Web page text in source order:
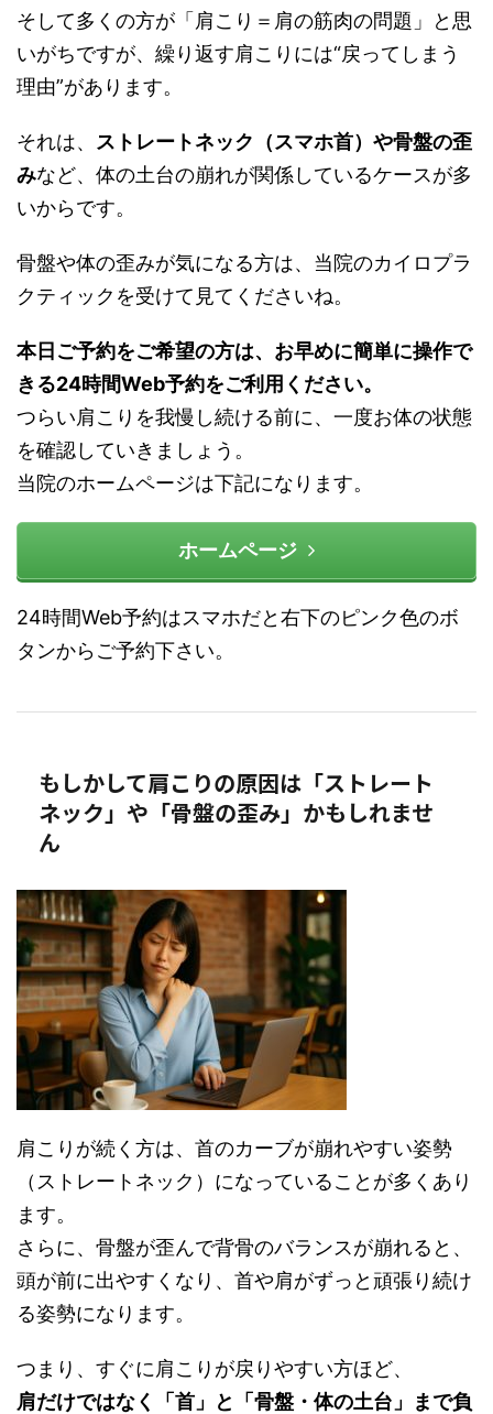
そして多くの方が「肩こり＝肩の筋肉の問題」と思
いがちですが、繰り返す肩こりには“戻ってしまう
理由”があります。
それは、 ストレートネック（スマホ首）や骨盤の歪
みなど、体の土台の崩れが関係しているケースが多
いからです。
骨盤や体の歪みが気になる方は、当院のカイロプラ
クティックを受けて見てくださいね。
本日ご予約をご希望の方は、お早めに簡単に操作で
きる24時間Web予約をご利用ください。
つらい肩こりを我慢し続ける前に、一度お体の状態
を確認していきましょう。
当院のホームページは下記になります。
ホームページ
24時間Web予約はスマホだと右下のピンク色のボ
タンからご予約下さい。
もしかして肩こりの原因は「ストレート
ネック」や「骨盤の歪み」かもしれませ
ん
肩こりが続く方は、首のカーブが崩れやすい姿勢
（ストレートネック）になっていることが多くあり
ます。
さらに、骨盤が歪んで背骨のバランスが崩れると、
頭が前に出やすくなり、首や肩がずっと頑張り続け
る姿勢になります。
つまり、すぐに肩こりが戻りやすい方ほど、
肩だけではなく「首」と「骨盤・体の土台」まで負